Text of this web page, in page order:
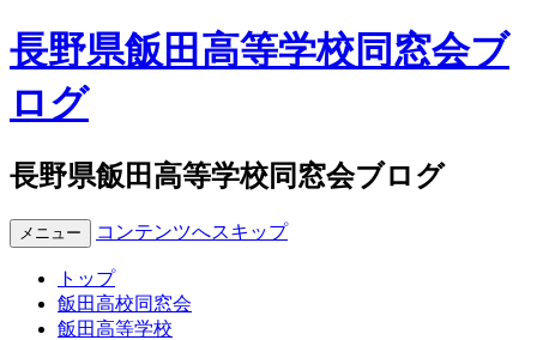
長野県飯田高等学校同窓会ブ
ログ
長野県飯田高等学校同窓会ブログ
メニュー コンテンツへスキップ
トップ
飯田高校同窓会
飯田高等学校